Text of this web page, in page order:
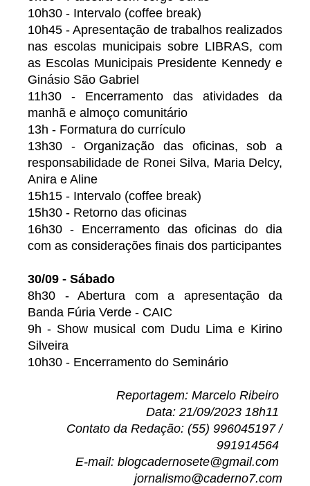
10h30 - Intervalo (coffee break)
10h45 - Apresentação de trabalhos realizados
nas escolas municipais sobre LIBRAS, com
as Escolas Municipais Presidente Kennedy e
Ginásio São Gabriel
11h30 - Encerramento das atividades da
manhã e almoço comunitário
13h - Formatura do currículo
13h30 - Organização das oficinas, sob a
responsabilidade de Ronei Silva, Maria Delcy,
Anira e Aline
15h15 - Intervalo (coffee break)
15h30 - Retorno das oficinas
16h30 - Encerramento das oficinas do dia
com as considerações finais dos participantes
30/09 - Sábado
8h30 - Abertura com a apresentação da
Banda Fúria Verde - CAIC
9h - Show musical com Dudu Lima e Kirino
Silveira
10h30 - Encerramento do Seminário
Reportagem: Marcelo Ribeiro
Data: 21/09/2023 18h11
Contato da Redação: (55) 996045197 /
991914564
E-mail: blogcadernosete@gmail.com
jornalismo@caderno7.com